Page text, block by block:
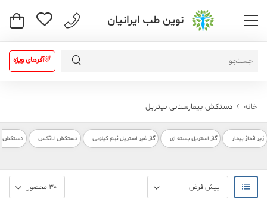
نوین طب ایرانیان
آفرهای ویژه
خانه دستکش بیمارستانی نیتریل
زیر انداز بیمار گاز استریل بسته ای گاز غیر استریل نیم کیلویی دستکش لاتکس دستکش